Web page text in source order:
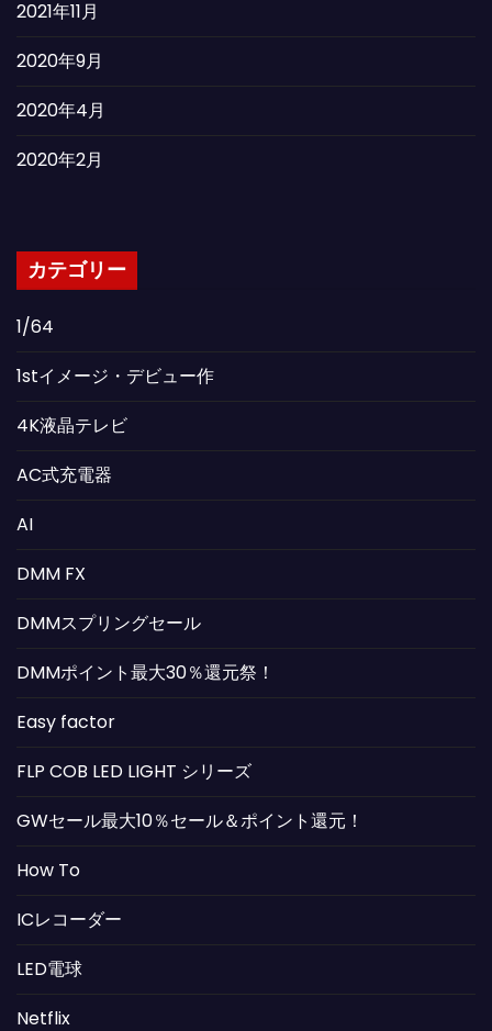
2021年11月
2020年9月
2020年4月
2020年2月
カテゴリー
1/64
1stイメージ・デビュー作
4K液晶テレビ
AC式充電器
AI
DMM FX
DMMスプリングセール
DMMポイント最大30％還元祭！
Easy factor
FLP COB LED LIGHT シリーズ
GWセール最大10％セール＆ポイント還元！
How To
ICレコーダー
LED電球
Netflix